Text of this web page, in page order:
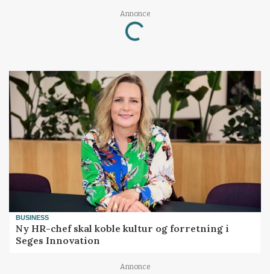
Annonce
Loading...
BUSINESS
Ny HR-chef skal koble kultur og forretning i
Seges Innovation
Annonce